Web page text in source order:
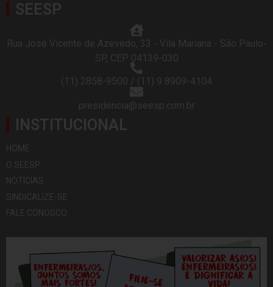
SEESP
Rua José Vicente de Azevedo, 33 - Vila Mariana - São Paulo-
SP, CEP 04139-030
(11) 2858-9500 / (11) 9 8909-4104
presidencia@seesp.com.br
INSTITUCIONAL
HOME
O SEESP
NOTÍCIAS
SINDICALIZE-SE
FALE CONOSCO